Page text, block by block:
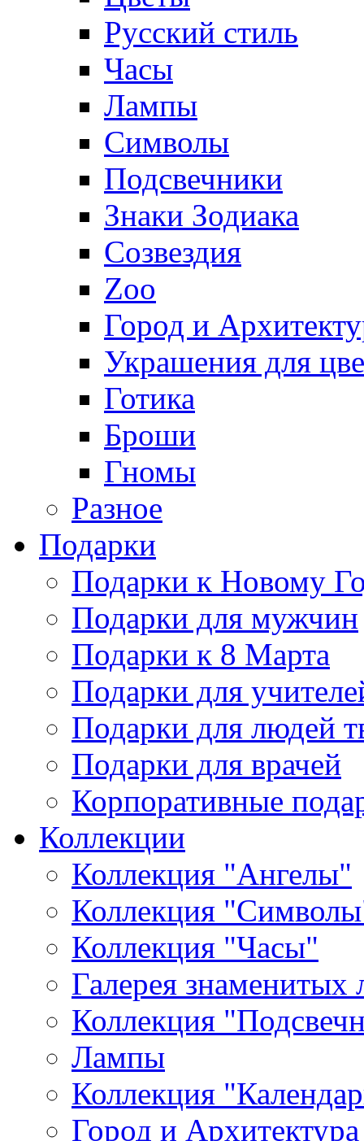
Русский стиль
Часы
Лампы
Символы
Подсвечники
Знаки Зодиака
Созвездия
Zoo
Город и
Украшения для
Готика
Броши
Гномы
Разное
Подарки
Подарки к Новому
Подарки для мужчин
Подарки к 8 Марта
Подарки для
Подарки для людей
Подарки для врачей
Корпоративные
Коллекции
Коллекция "Ангелы"
Коллекция
Коллекция "Часы"
Галерея знаменитых
Коллекция
Лампы
Коллекция
Город и Архитектура